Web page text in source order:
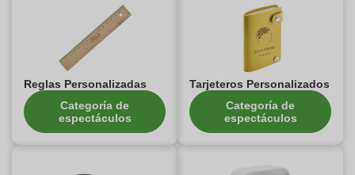
Reglas Personalizadas
Categoría de
espectáculos
Tarjeteros Personalizados
Categoría de
espectáculos